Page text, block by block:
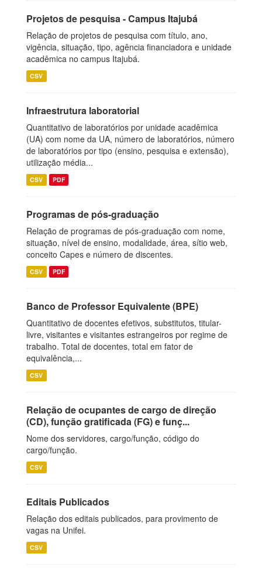
Projetos de pesquisa - Campus Itajubá
Relação de projetos de pesquisa com título, ano,
vigência, situação, tipo, agência financiadora e unidade
acadêmica no campus Itajubá.
CSV
Infraestrutura laboratorial
Quantitativo de laboratórios por unidade acadêmica
(UA) com nome da UA, número de laboratórios, número
de laboratórios por tipo (ensino, pesquisa e extensão),
utilização média...
CSV PDF
Programas de pós-graduação
Relação de programas de pós-graduação com nome,
situação, nível de ensino, modalidade, área, sítio web,
conceito Capes e número de discentes.
CSV PDF
Banco de Professor Equivalente (BPE)
Quantitativo de docentes efetivos, substitutos, titular-
livre, visitantes e visitantes estrangeiros por regime de
trabalho. Total de docentes, total em fator de
equivalência,...
CSV
Relação de ocupantes de cargo de direção
(CD), função gratificada (FG) e funç...
Nome dos servidores, cargo/função, código do
cargo/função.
CSV
Editais Publicados
Relação dos editais publicados, para provimento de
vagas na Unifei.
CSV